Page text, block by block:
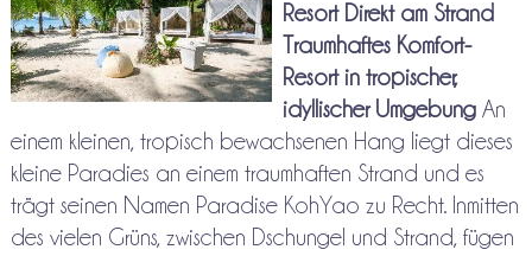
Resort Direkt am Strand
Traumhaftes Komfort-
Resort in tropischer,
idyllischer Umgebung An
einem kleinen, tropisch bewachsenen Hang liegt dieses
kleine Paradies an einem traumhaften Strand und es
trägt seinen Namen Paradise KohYao zu Recht. Inmitten
des vielen Grüns, zwischen Dschungel und Strand, fügen